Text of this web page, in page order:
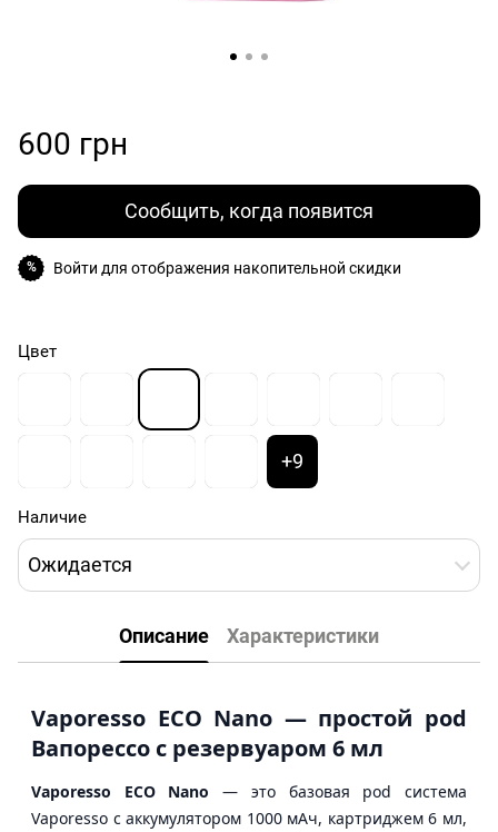
600 грн
Сообщить, когда появится
% Войти для отображения накопительной скидки
Цвет
+9
Наличие
Ожидается
Описание Характеристики
Vaporesso ECO Nano — простой pod
Вапорессо с резервуаром 6 мл
Vaporesso ECO Nano — это базовая pod система
Vaporesso с аккумулятором 1000 мАч, картриджем 6 мл,